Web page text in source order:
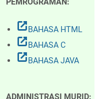
PEMROGRAMAN:
open_in_new BAHASA HTML
open_in_new BAHASA C
open_in_new BAHASA JAVA
ADMINISTRASI MURID: